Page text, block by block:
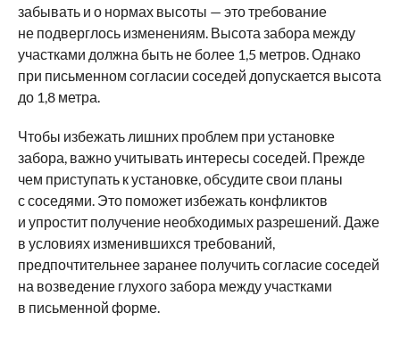
забывать и о нормах высоты — это требование
не подверглось изменениям. Высота забора между
участками должна быть не более 1,5 метров. Однако
при письменном согласии соседей допускается высота
до 1,8 метра.
Чтобы избежать лишних проблем при установке
забора, важно учитывать интересы соседей. Прежде
чем приступать к установке, обсудите свои планы
с соседями. Это поможет избежать конфликтов
и упростит получение необходимых разрешений. Даже
в условиях изменившихся требований,
предпочтительнее заранее получить согласие соседей
на возведение глухого забора между участками
в письменной форме.